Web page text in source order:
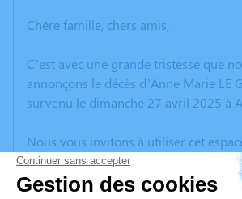
Chère famille, chers amis,
C’est avec une grande tristesse que
annonçons le décès d’Anne Marie LE
survenu le dimanche 27 avril 2025 à
Nous vous invitons à utiliser cet
vos condoléances, partager des
anecdote ou exprimer vos pensées à